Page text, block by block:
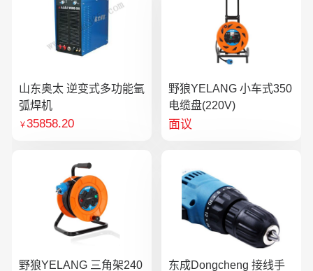
山东奥太 逆变式多功能氩
弧焊机
￥35858.20
野狼YELANG 小车式350
电缆盘(220V)
面议
野狼YELANG 三角架240
东成Dongcheng 接线手